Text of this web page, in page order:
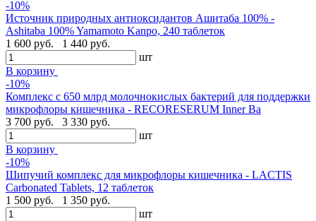
-10%
Источник природных антиоксидантов Ашитаба 100% -
Ashitaba 100% Yamamoto Kanpo, 240 таблеток
1 600 руб.
1 440 руб.
шт
В корзину
-10%
Комплекс с 650 млрд молочнокислых бактерий для поддержки
микрофлоры кишечника - RECORESERUM Inner Ba
3 700 руб.
3 330 руб.
шт
В корзину
-10%
Шипучий комплекс для микрофлоры кишечника - LACTIS
Carbonated Tablets, 12 таблеток
1 500 руб.
1 350 руб.
шт